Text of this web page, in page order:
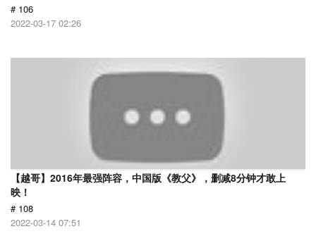
# 106
2022-03-17 02:26
【越哥】2016年最强阵容，中国版《教父》，删减8分钟才敢上
映！
# 108
2022-03-14 07:51